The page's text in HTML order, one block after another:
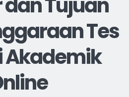
Tes
Akademik